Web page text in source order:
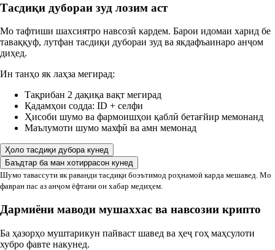
Тасдиқи дубораи зуд лозим аст
Мо тафтиши шахсиятро навсозӣ кардем. Барои идомаи харид бе
таваққуф, лутфан тасдиқи дубораи зуд ва якдафъаинаро анҷом
диҳед.
Ин танҳо як лаҳза мегирад:
Тақрибан 2 дақиқа вақт мегирад
Қадамҳои содда: ID + селфи
Ҳисоби шумо ва фармоишҳои қаблӣ бетағйир мемонанд
Маълумоти шумо махфӣ ва амн мемонад
Ҳоло тасдиқи дубора кунед
Баъдтар ба ман хотиррасон кунед
Шумо тавассути як раванди тасдиқи боэътимод роҳнамоӣ карда мешавед. Мо
фавран пас аз анҷом ёфтани он хабар медиҳем.
Дармиёни маводи мушаххас ва навсозии крипто
Ба ҳазорҳо муштарикун пайваст шавед ва ҳеҷ гоҳ маҳсулоти
хубро фавте накунед.